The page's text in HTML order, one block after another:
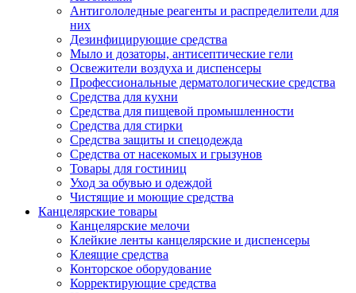
Антигололедные реагенты и распределители для
них
Дезинфицирующие средства
Мыло и дозаторы, антисептические гели
Освежители воздуха и диспенсеры
Профессиональные дерматологические средства
Средства для кухни
Средства для пищевой промышленности
Средства для стирки
Средства защиты и спецодежда
Средства от насекомых и грызунов
Товары для гостиниц
Уход за обувью и одеждой
Чистящие и моющие средства
Канцелярские товары
Канцелярские мелочи
Клейкие ленты канцелярские и диспенсеры
Клеящие средства
Конторское оборудование
Корректирующие средства